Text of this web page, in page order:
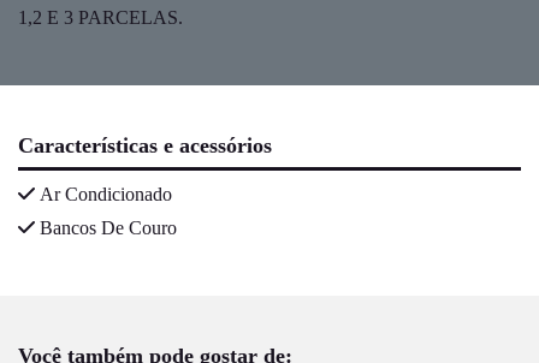
1,2 E 3 PARCELAS.
Características e acessórios
Ar Condicionado
Bancos De Couro
Você também pode gostar de: